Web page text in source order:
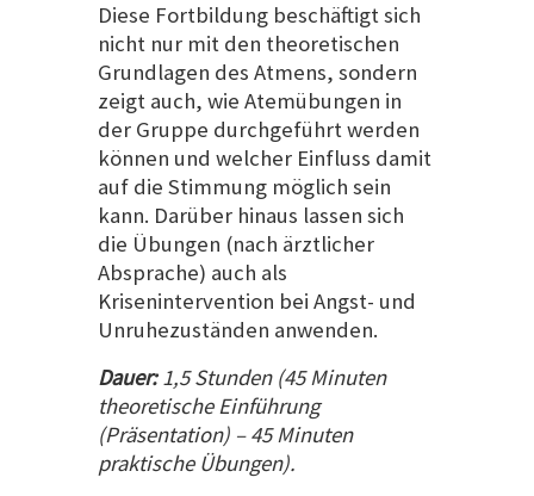
Diese Fortbildung beschäftigt sich
nicht nur mit den theoretischen
Grundlagen des Atmens, sondern
zeigt auch, wie Atemübungen in
der Gruppe durchgeführt werden
können und welcher Einfluss damit
auf die Stimmung möglich sein
kann. Darüber hinaus lassen sich
die Übungen (nach ärztlicher
Absprache) auch als
Krisenintervention bei Angst- und
Unruhezuständen anwenden.
Dauer:1,5 Stunden (45 Minuten
theoretische Einführung
(Präsentation) – 45 Minuten
praktische Übungen).